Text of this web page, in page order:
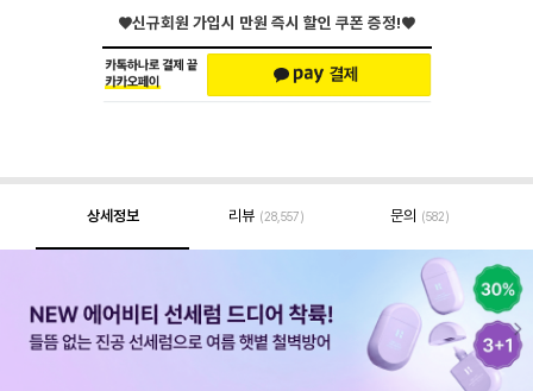
♥신규회원 가입시 만원 즉시 할인 쿠폰 증정!♥
상세정보 리뷰 (28,557) 문의 (582)